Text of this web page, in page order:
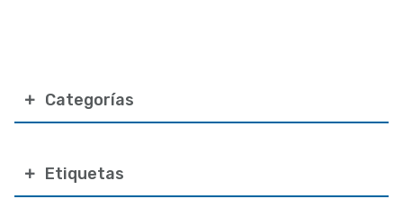
Categorías
Etiquetas